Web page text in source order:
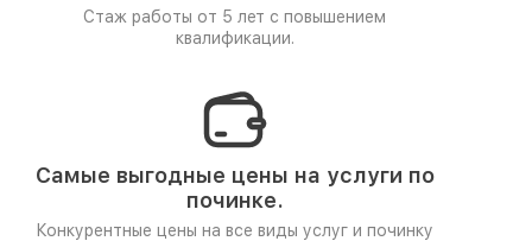
Стаж работы от 5 лет с повышением
квалификации.
Самые выгодные цены на услуги по
починке.
Конкурентные цены на все виды услуг и починку